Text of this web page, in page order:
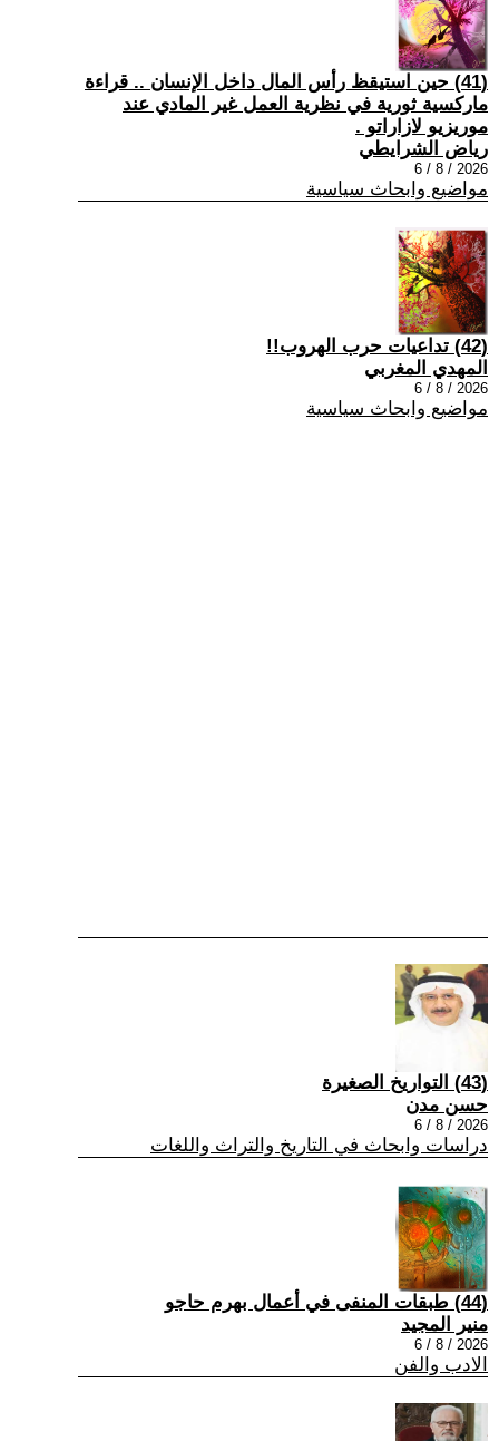
(41) حين استيقظ رأس المال داخل الإنسان .. قراءة
ماركسية ثورية في نظرية العمل غير المادي عند
موريزيو لازاراتو .
رياض الشرايطي
2026 / 8 / 6
مواضيع وابحاث سياسية
(42) تداعيات حرب الهروب!!
المهدي المغربي
2026 / 8 / 6
مواضيع وابحاث سياسية
(43) التواريخ الصغيرة
حسن مدن
2026 / 8 / 6
دراسات وابحاث في التاريخ والتراث واللغات
(44) طبقات المنفى في أعمال بهرم حاجو
منير المجيد
2026 / 8 / 6
الادب والفن